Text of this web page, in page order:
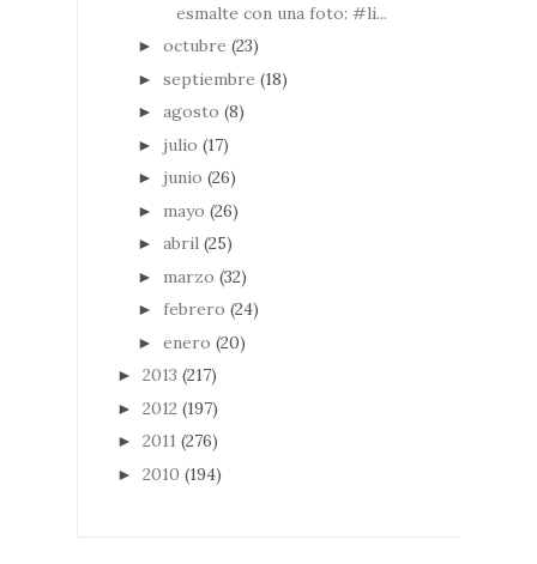
esmalte con una foto: #li...
► octubre (23)
► septiembre (18)
► agosto (8)
► julio (17)
► junio (26)
► mayo (26)
► abril (25)
► marzo (32)
► febrero (24)
► enero (20)
► 2013 (217)
► 2012 (197)
► 2011 (276)
► 2010 (194)